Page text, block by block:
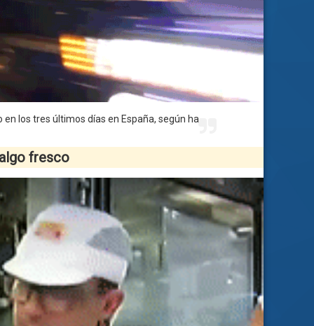
los tres últimos días en España, según ha
fresco